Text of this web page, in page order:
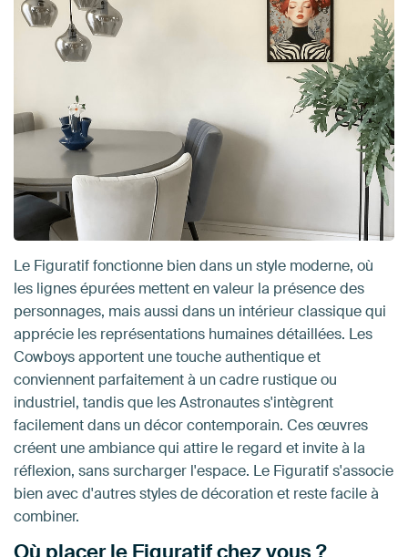
Le Figuratif fonctionne bien dans un style moderne, où
les lignes épurées mettent en valeur la présence des
personnages, mais aussi dans un intérieur classique qui
apprécie les représentations humaines détaillées. Les
Cowboys apportent une touche authentique et
conviennent parfaitement à un cadre rustique ou
industriel, tandis que les Astronautes s'intègrent
facilement dans un décor contemporain. Ces œuvres
créent une ambiance qui attire le regard et invite à la
réflexion, sans surcharger l'espace. Le Figuratif s'associe
bien avec d'autres styles de décoration et reste facile à
combiner.